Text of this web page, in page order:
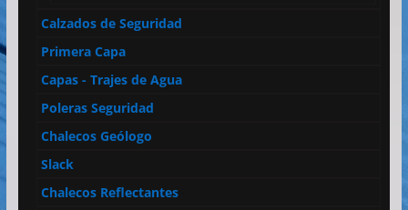
Calzados de Seguridad
Primera Capa
Capas - Trajes de Agua
Poleras Seguridad
Chalecos Geólogo
Slack
Chalecos Reflectantes